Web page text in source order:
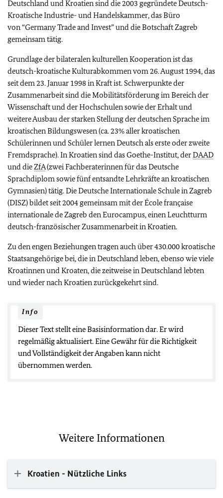
Deutschland und Kroatien sind die 2003 gegründete Deutsch-
Kroatische Industrie- und Handelskammer, das Büro
von“Germany Trade and Invest”und die Botschaft Zagreb
gemeinsam tätig.
Grundlage der bilateralen kulturellen Kooperation ist das
deutsch-kroatische Kulturabkommen vom 26. August 1994, das
seit dem 23. Januar 1998 in Kraft ist. Schwerpunkte der
Zusammenarbeit sind die Mobilitätsförderung im Bereich der
Wissenschaft und der Hochschulen sowie der Erhalt und
weitere Ausbau der starken Stellung der deutschen Sprache im
kroatischen Bildungswesen (ca. 23% aller kroatischen
Schülerinnen und Schüler lernen Deutsch als erste oder zweite
Fremdsprache). In Kroatien sind das Goethe-Institut, derDAAD
und dieZfA(zwei Fachberaterinnen für das Deutsche
Sprachdiplom sowie fünf entsandte Lehrkräfte an kroatischen
Gymnasien) tätig. Die Deutsche Internationale Schule in Zagreb
(DISZ) bildet seit 2004 gemeinsam mit derÉcole française
internationale deZagreb den Eurocampus, einen Leuchtturm
deutsch-französischer Zusammenarbeit in Kroatien.
Zu den engen Beziehungen tragen auch über 430.000 kroatische
Staatsangehörige bei, die in Deutschland leben, ebenso wie viele
Kroatinnen und Kroaten, die zeitweise in Deutschland lebten
und wieder nach Kroatien zurückgekehrt sind.
Info
Dieser Text stellt eine Basisinformation dar. Er wird
regelmäßig aktualisiert. Eine Gewähr für die Richtigkeit
und Vollständigkeit der Angaben kann nicht
übernommen werden.
Weitere Informationen
Kroatien - Nützliche Links